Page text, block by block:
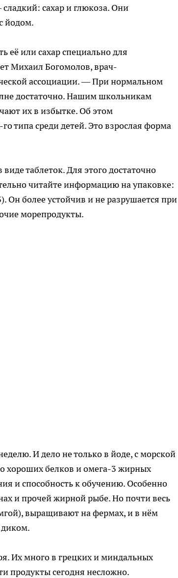
сахар и глюкоза. Они
йодом.
её или сахар специально для
Михаил Богомолов, врач-
ассоциации. — При нормальном
достаточно. Нашим школьникам
их в избытке. Об этом
типа среди детей. Это взрослая форма
таблеток. Для этого достаточно
читайте информацию на упаковке:
Он более устойчив и не разрушается при
морепродукты.
И дело не только в йоде, с морской
хороших белков и омега-3 жирных
и способность к обучению. Особенно
и прочей жирной рыбе. Но почти весь
выращивают на фермах, и в нём
диком.
Их много в грецких и миндальных
продукты сегодня несложно.